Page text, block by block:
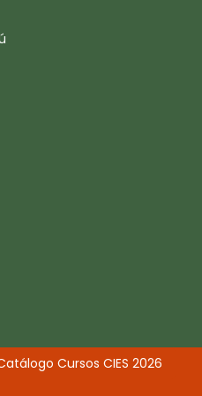
Cursos CIES 2026